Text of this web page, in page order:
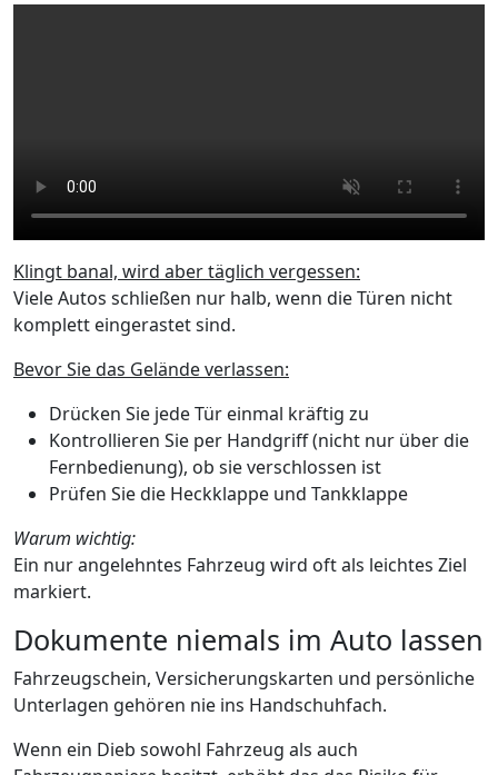
Klingt banal, wird aber täglich vergessen:
Viele Autos schließen nur halb, wenn die Türen nicht
komplett eingerastet sind.
Bevor Sie das Gelände verlassen:
Drücken Sie jede Tür einmal kräftig zu
Kontrollieren Sie per Handgriff (nicht nur über die
Fernbedienung), ob sie verschlossen ist
Prüfen Sie die Heckklappe und Tankklappe
Warum wichtig:
Ein nur angelehntes Fahrzeug wird oft als leichtes Ziel
markiert.
Dokumente niemals im Auto lassen
Fahrzeugschein, Versicherungskarten und persönliche
Unterlagen gehören nie ins Handschuhfach.
Wenn ein Dieb sowohl Fahrzeug als auch